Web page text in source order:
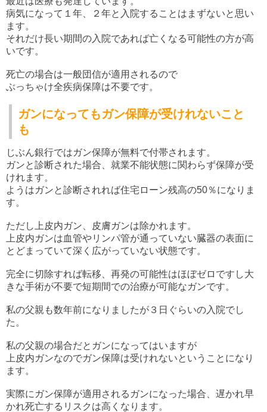
病気になって１年、２年と入院することはまずないと思い
ます。
それだけ長い期間の入院であれば亡くなる可能性の方が高
いです。
死亡の場合は一般団信が適用されるので
ぶっちゃけ全疾病保障は不要です。
ガンになってもガン保障が受けれないこと
も
じぶん銀行ではガン保障が無料で付帯されます。
ガンと診断された場合、就業不能状態に関わらず保障が受
けれます。
ようはガンと診断されれば住宅ローン残高の50％になりま
す。
ただし上皮内ガン、皮膚ガンは除かれます。
上皮内ガンは血管やリンパ管が通っていない臓器の表面に
とどまっていて深く広がっていない状態です。
完全に切除すれば転移、再発の可能性はほぼゼロですし大
きな手術が不要で短期間での治療が可能なガンです。
私の父親も数年前になりましたが３日ぐらいの入院でし
た。
私の父親の場合だとガンになってはいますが
上皮内ガンなのでガン保障は受けれないということになり
ます。
実際にガン保障が適用されるガンになった場合、遅かれ早
かれ死亡するリスクは高くなります。